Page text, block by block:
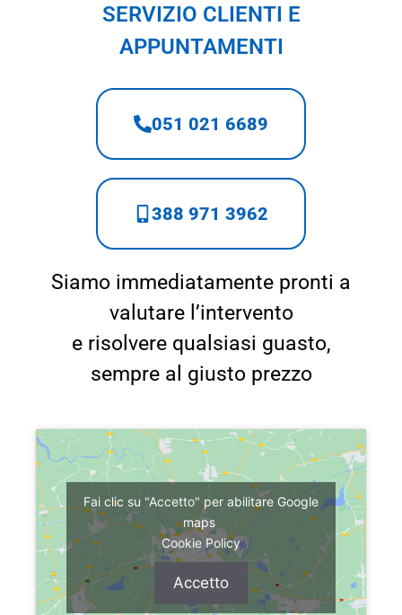
SERVIZIO CLIENTI E
APPUNTAMENTI
051 021 6689
388 971 3962
Siamo immediatamente pronti a
valutare l’intervento
e risolvere qualsiasi guasto,
sempre al giusto prezzo
Fai clic su "Accetto" per abilitare Google
maps
Cookie Policy
Accetto